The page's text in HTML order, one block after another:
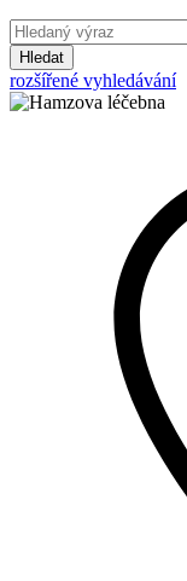
Hledat
rozšířené vyhledávání